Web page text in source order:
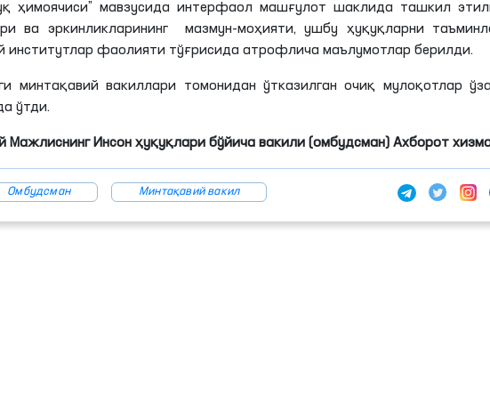
ҳимоячиси” мавзусида интерфаол машғулот шаклида ташкил
ва эркинликларининг мазмун-моҳияти, ушбу ҳуқуқларни
институтлар фаолияти тўғрисида атрофлича маълумотлар берилди.
минтақавий вакиллари томонидан ўтказилган очиқ мулоқотлар
ўтди.
Мажлиснинг Инсон ҳуқуқлари бўйича вакили (омбудсман) Ахборот
Омбудсман Минтақавий вакил